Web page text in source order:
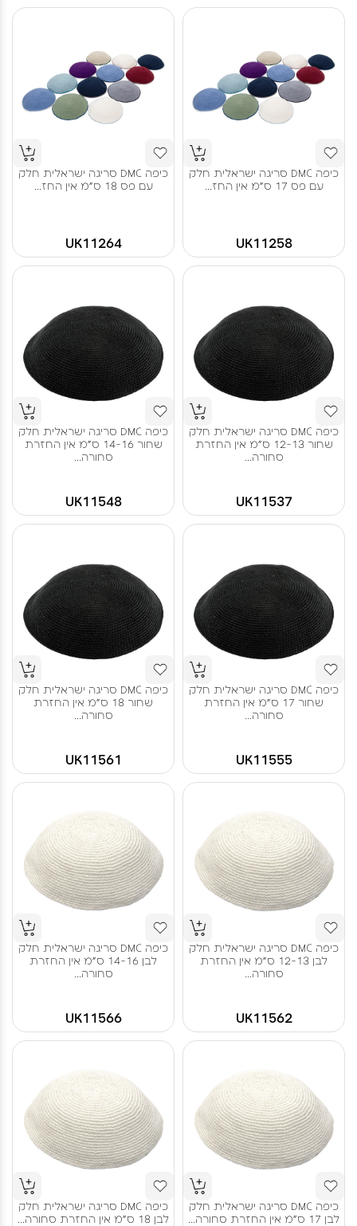
כיפה DMC סריגה ישראלית חלק
עם פס 17 ס"מ אין החז...
UK11258
כיפה DMC סריגה ישראלית חלק
עם פס 18 ס"מ אין החז...
UK11264
כיפה DMC סריגה ישראלית חלק
שחור 12-13 ס"מ אין החזרת
סחורה...
UK11537
כיפה DMC סריגה ישראלית חלק
שחור 14-16 ס"מ אין החזרת
סחורה...
UK11548
כיפה DMC סריגה ישראלית חלק
שחור 17 ס"מ אין החזרת
סחורה...
UK11555
כיפה DMC סריגה ישראלית חלק
שחור 18 ס"מ אין החזרת
סחורה...
UK11561
כיפה DMC סריגה ישראלית חלק
לבן 12-13 ס"מ אין החזרת
סחורה...
UK11562
כיפה DMC סריגה ישראלית חלק
לבן 14-16 ס"מ אין החזרת
סחורה...
UK11566
כיפה DMC סריגה ישראלית חלק
לבן 17 ס"מ אין החזרת סחורה...
כיפה DMC סריגה ישראלית חלק
לבן 18 ס"מ אין החזרת סחורה...